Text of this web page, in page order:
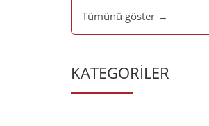
Tümünü göster →
KATEGORİLER